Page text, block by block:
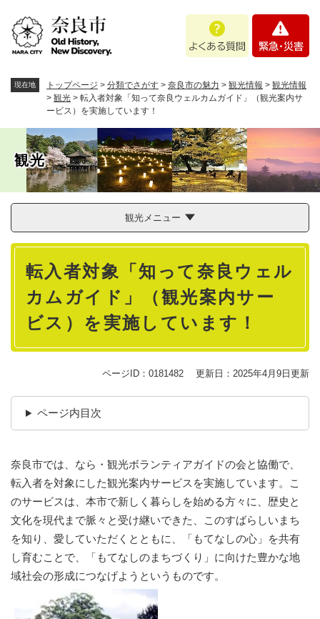
。
あ
問
・
現在地 トップページ > 分類でさがす > 奈良市の魅力 > 観光情報 > 観光情報
> 観光 > 転入者対象「知って奈良ウェルカムガイド」（観光案内サ
ービス）を実施しています！
観光
観光メニュー
本
転入者対象「知って奈良ウェル
カムガイド」（観光案内サー
ビス）を実施しています！
ページID：0181482 更新日：2025年4月9日更新
ページ内目次
奈良市では、なら・観光ボランティアガイドの会と協働で、
転入者を対象にした観光案内サービスを実施しています。こ
のサービスは、本市で新しく暮らしを始める方々に、歴史と
文化を現代まで脈々と受け継いできた、このすばらしいまち
を知り、愛していただくとともに、「もてなしの心」を共有
し育むことで、「もてなしのまちづくり」に向けた豊かな地
域社会の形成につなげようというものです。